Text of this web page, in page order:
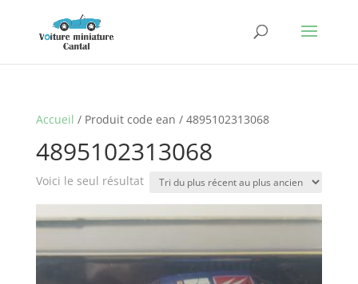
Accueil / Produit code ean / 4895102313068
4895102313068
Voici le seul résultat